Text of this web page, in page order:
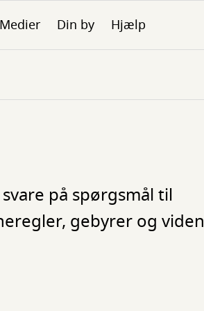
Medier Din by Hjælp
på spørgsmål til
gebyrer og viden